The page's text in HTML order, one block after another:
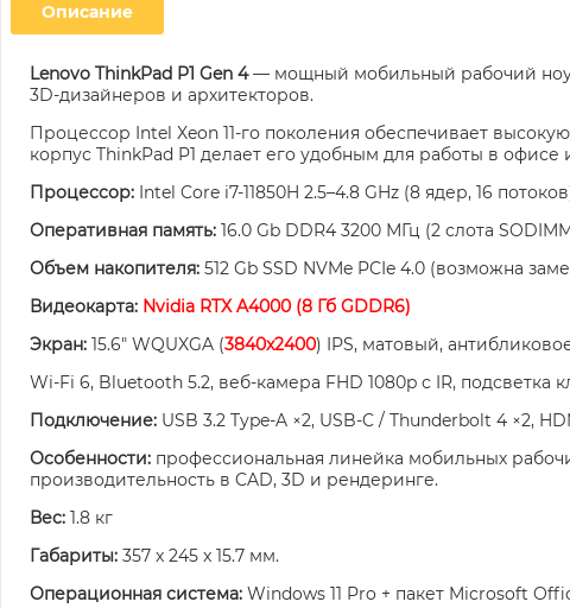
Описание
Lenovo ThinkPad P1 Gen 4— мощный мобильный рабочий
3D‑дизайнеров и архитекторов.
Процессор Intel Xeon 11‑го поколения обеспечивает
корпус ThinkPad P1 делает его удобным для работы в офисе
Процессор: Intel Core i7-11850H 2.5–4.8 GHz (8 ядер, 16
Оперативная память: 16.0 Gb DDR4 3200 МГц (2 слота
Объем накопителя: 512 Gb SSD NVMe PCIe 4.0 (возможна
Видеокарта: Nvidia RTX A4000 (8 Гб GDDR6)
Экран: 15.6" WQUXGA (3840x2400) IPS, матовый,
Wi‑Fi 6, Bluetooth 5.2, веб‑камера FHD 1080p с IR, подсветка
Подключение: USB 3.2 Type‑A ×2, USB‑C / Thunderbolt 4 ×2,
Особенности: профессиональная линейка мобильных
производительность в CAD, 3D и рендеринге.
Вес: 1.8 кг
Габариты: 357 x 245 x 15.7 мм.
Операционная система: Windows 11 Pro + пакет Microsoft